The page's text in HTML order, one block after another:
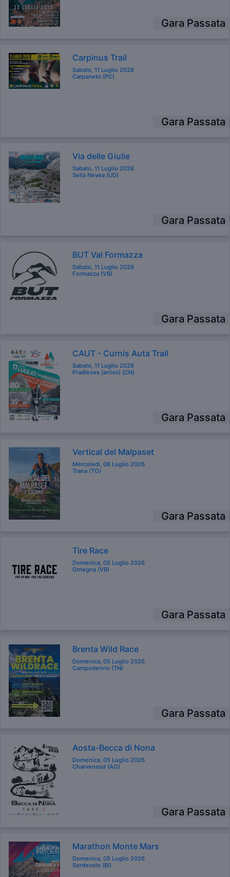
Gara Passata
Carpinus Trail
Sabato, 11 Luglio 2026
Carpaneto (PC)
Gara Passata
Via delle Giulie
Sabato, 11 Luglio 2026
Sella Nevea (UD)
Gara Passata
BUT Val Formazza
Sabato, 11 Luglio 2026
Formazza (VB)
Gara Passata
CAUT - Curnis Auta Trail
Sabato, 11 Luglio 2026
Pradleves (arrivo) (CN)
Gara Passata
Vertical del Malpaset
Mercoledì, 08 Luglio 2026
Trana (TO)
Gara Passata
Tire Race
Domenica, 05 Luglio 2026
Omegna (VB)
Gara Passata
Brenta Wild Race
Domenica, 05 Luglio 2026
Campodenno (TN)
Gara Passata
Aosta-Becca di Nona
Domenica, 05 Luglio 2026
Charvensod (AO)
Gara Passata
Marathon Monte Mars
Domenica, 05 Luglio 2026
Sordevolo (BI)